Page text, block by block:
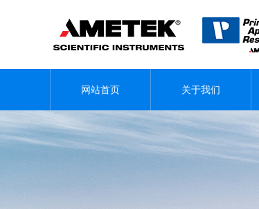
网站首页 关于我们